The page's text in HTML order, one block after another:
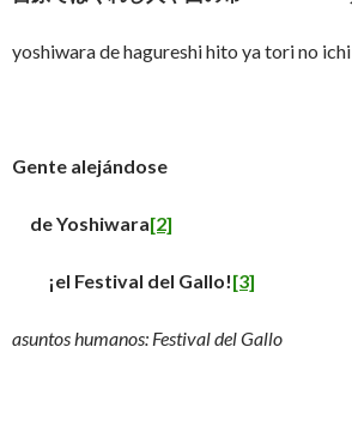
yoshiwara de hagureshi hito ya tori no ichi
Gente alejándose
de Yoshiwara[2]
¡el Festival del Gallo![3]
asuntos humanos: Festival del Gallo